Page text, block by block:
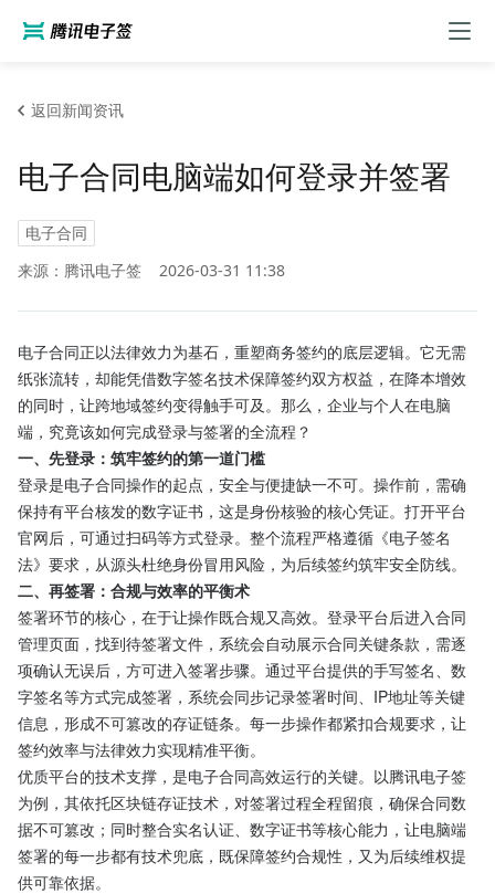
返回新闻资讯
电子合同电脑端如何登录并签署
电子合同
来源：腾讯电子签
2026-03-31 11:38
电子合同正以法律效力为基石，重塑商务签约的底层逻辑。它无需
纸张流转，却能凭借数字签名技术保障签约双方权益，在降本增效
的同时，让跨地域签约变得触手可及。那么，企业与个人在电脑
端，究竟该如何完成登录与签署的全流程？
一、先登录：筑牢签约的第一道门槛
登录是电子合同操作的起点，安全与便捷缺一不可。操作前，需确
保持有平台核发的数字证书，这是身份核验的核心凭证。打开平台
官网后，可通过扫码等方式登录。整个流程严格遵循《电子签名
法》要求，从源头杜绝身份冒用风险，为后续签约筑牢安全防线。
二、再签署：合规与效率的平衡术
签署环节的核心，在于让操作既合规又高效。登录平台后进入合同
管理页面，找到待签署文件，系统会自动展示合同关键条款，需逐
项确认无误后，方可进入签署步骤。通过平台提供的手写签名、数
字签名等方式完成签署，系统会同步记录签署时间、IP地址等关键
信息，形成不可篡改的存证链条。每一步操作都紧扣合规要求，让
签约效率与法律效力实现精准平衡。
优质平台的技术支撑，是电子合同高效运行的关键。以腾讯电子签
为例，其依托区块链存证技术，对签署过程全程留痕，确保合同数
据不可篡改；同时整合实名认证、数字证书等核心能力，让电脑端
签署的每一步都有技术兜底，既保障签约合规性，又为后续维权提
供可靠依据。